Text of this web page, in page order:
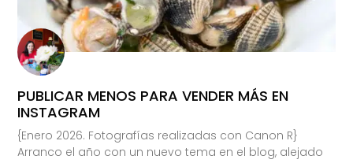
PUBLICAR MENOS PARA VENDER MÁS EN
INSTAGRAM
{Enero 2026. Fotografías realizadas con Canon R}
Arranco el año con un nuevo tema en el blog, alejado